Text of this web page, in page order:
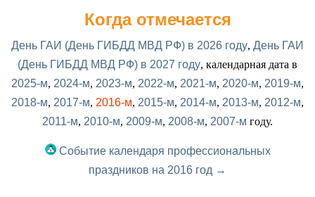
Когда отмечается
День ГАИ (День ГИБДД МВД РФ) в 2026 году, День ГАИ
(День ГИБДД МВД РФ) в 2027 году, календарная дата в
2025-м, 2024-м, 2023-м, 2022-м, 2021-м, 2020-м, 2019-м,
2018-м, 2017-м, 2016-м, 2015-м, 2014-м, 2013-м, 2012-м,
2011-м, 2010-м, 2009-м, 2008-м, 2007-м году.
Событие календаря профессиональных
праздников на 2016 год →